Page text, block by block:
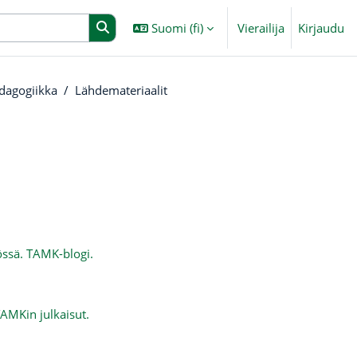
Suomi ‎(fi)‎ Vierailija Kirjaudu
Lähdemateriaalit
TAMK-blogi.
julkaisut.